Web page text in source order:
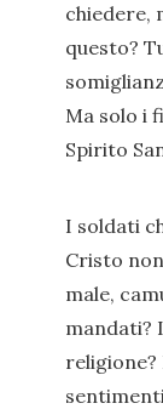
chiedere,
questo?
Ma solo i
Spirito
I soldati
Cristo
male,
mandati?
religione?